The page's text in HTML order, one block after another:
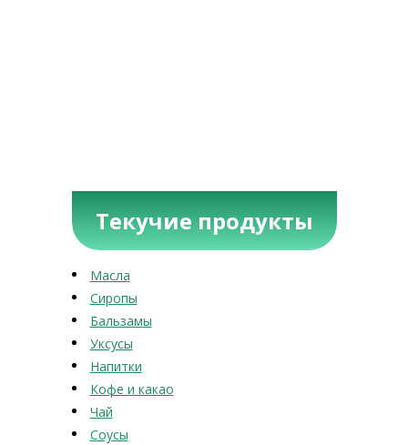
Текучие продукты
Масла
Сиропы
Бальзамы
Уксусы
Напитки
Кофе и какао
Чай
Соусы